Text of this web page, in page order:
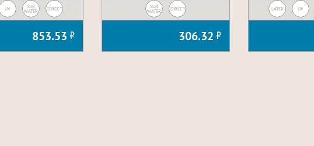
UV
SUB
WATER
DIRECT
853.53
SUB
WATER
DIRECT
306.32
LATEX UV